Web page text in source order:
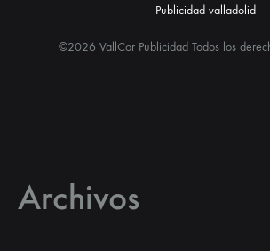
©2026 VallCor Publicidad Todos los
Publicidad valladolid
Archivos